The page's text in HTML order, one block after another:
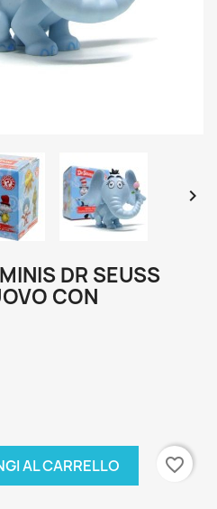

DR SEUSS
CON
AL CARRELLO favorite_border